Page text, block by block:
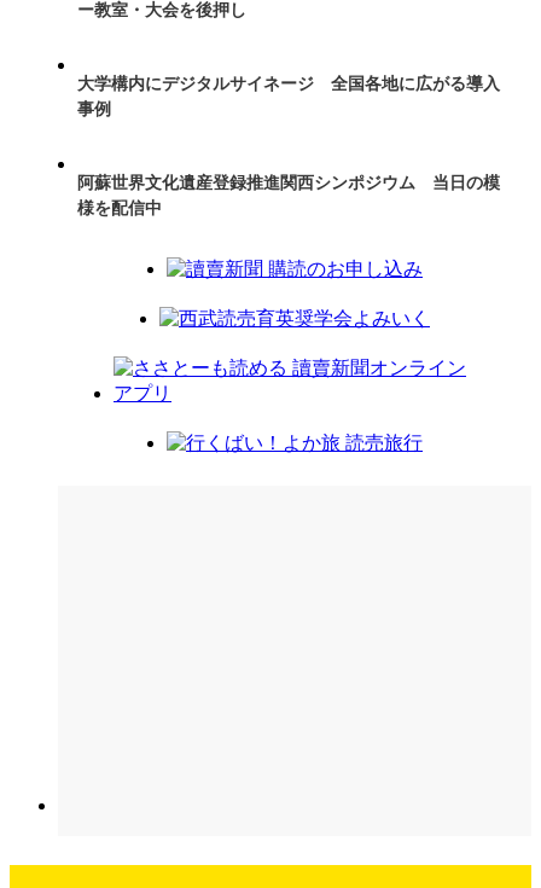
ー教室・大会を後押し
大学構内にデジタルサイネージ 全国各地に広がる導入
事例
阿蘇世界文化遺産登録推進関西シンポジウム 当日の模
様を配信中